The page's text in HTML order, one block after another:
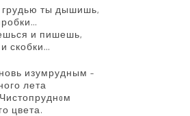
грудью ты дышишь,
и пишешь,
скобки…
изумрудным –
лета
цвета.